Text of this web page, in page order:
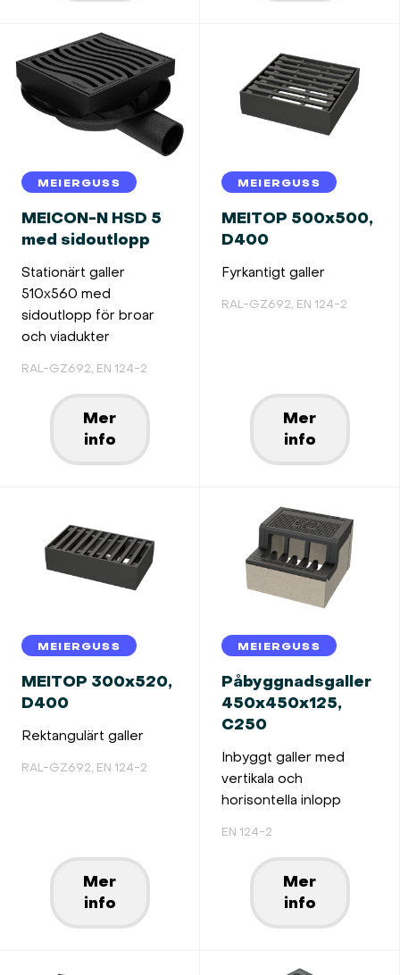
MEIERGUSS
MEICON-N HSD 5
med sidoutlopp
Stationärt galler
510x560 med
sidoutlopp för broar
och viadukter
RAL-GZ692, EN 124-2
Mer
info
MEIERGUSS
MEITOP 500x500,
D400
Fyrkantigt galler
RAL-GZ692, EN 124-2
Mer
info
MEIERGUSS
MEITOP 300x520,
D400
Rektangulärt galler
RAL-GZ692, EN 124-2
Mer
info
MEIERGUSS
Påbyggnadsgaller
450x450x125,
C250
Inbyggt galler med
vertikala och
horisontella inlopp
EN 124-2
Mer
info